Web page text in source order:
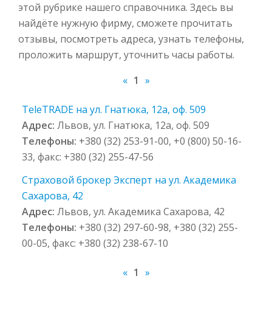
этой рубрике нашего справочника. Здесь вы
найдёте нужную фирму, сможете прочитать
отзывы, посмотреть адреса, узнать телефоны,
проложить маршрут, уточнить часы работы.
« 1 »
TeleTRADE на ул. Гнатюка, 12а, оф. 509
Адрес:Львов, ул. Гнатюка, 12а, оф. 509
Телефоны: +380 (32) 253-91-00, +0 (800) 50-16-
33, факс: +380 (32) 255-47-56
Страховой брокер Эксперт на ул. Академика
Сахарова, 42
Адрес:Львов, ул. Академика Сахарова, 42
Телефоны: +380 (32) 297-60-98, +380 (32) 255-
00-05, факс: +380 (32) 238-67-10
« 1 »